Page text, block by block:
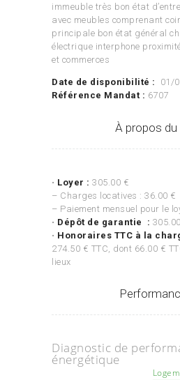
immeuble très bon état
avec meubles comprenant
principale bon état général
électrique interphone
et commerces
Date de disponibilité : 01/
Référence Mandat : 6707
À propos du
• Loyer : 305.00 €
– Charges locatives : 36.00 €
– Paiement mensuel pour le
• Dépôt de garantie :
• Honoraires TTC à la
274.50 € TTC, dont 66.00 €
lieux
Diagnostic de
énergétique